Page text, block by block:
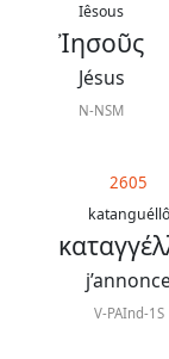
Iêsous
Ἰησοῦς
Jésus
N-NSM
2605
katanguéllô
V-PAInd-1S
Participer